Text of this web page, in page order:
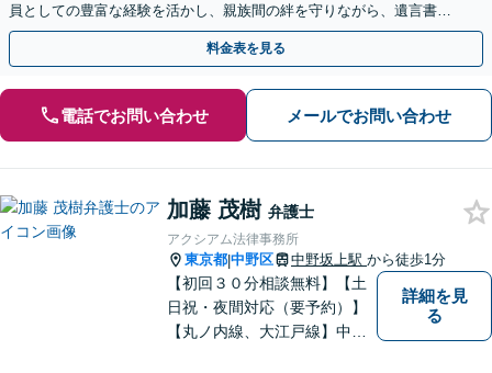
員としての豊富な経験を活かし、親族間の絆を守りながら、遺言書作
成から相続放棄まで相続問題を誠実にサポートいたします。
料金表を見る
電話でお問い合わせ メールでお問い合わせ
加藤 茂樹 弁護士
アクシアム法律事務所
東京都|中野区 中野坂上駅 から徒歩1分
【初回３０分相談無料】【土
日祝・夜間対応（要予約）】
【丸ノ内線、大江戸線】中野
詳細を見
る